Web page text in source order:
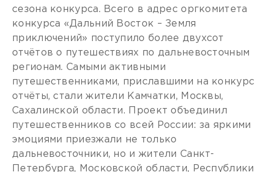
сезона конкурса. Всего в адрес оргкомитета
конкурса «Дальний Восток – Земля
приключений» поступило более двухсот
отчётов о путешествиях по дальневосточным
регионам. Самыми активными
путешественниками, приславшими на конкурс
отчёты, стали жители Камчатки, Москвы,
Сахалинской области. Проект объединил
путешественников со всей России: за яркими
эмоциями приезжали не только
дальневосточники, но и жители Санкт-
Петербурга, Московской области, Республики